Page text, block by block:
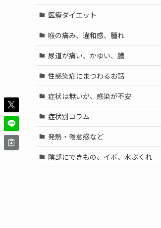
医療ダイエット
喉の痛み、違和感、腫れ
尿道が痛い、かゆい、膿
性感染症にまつわるお話
症状は無いが、感染が不安
症状別コラム
発熱・倦怠感など
陰部にできもの、イボ、水ぶくれ